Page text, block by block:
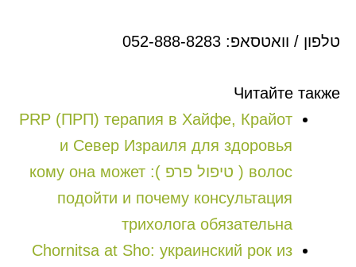
טלפון / וואטסאפ: 052-888-8283
Читайте также
PRP (ПРП) терапия в Хайфе, Крайот
и Север Израиля для здоровья
волос ( טיפול פרפ ): кому она может
подойти и почему консультация
трихолога обязательна
Chornitsa at Sho: украинский рок из